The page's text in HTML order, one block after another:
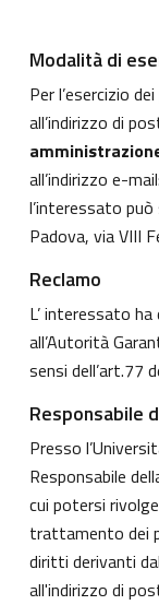
Modalità di
Per l’esercizio
all’indirizzo di
all’indirizzo e-mail:
l’interessato
Padova, via VIII
Reclamo
L’ interessato
all’Autorità
sensi dell’art.77
Responsabile
Presso
Responsabile
cui potersi
trattamento dei
diritti derivanti
all'indirizzo di